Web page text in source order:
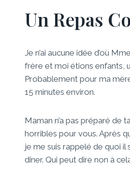
Un Repas
Je n’ai aucune idée d’où
frère et moi étions enfants,
Probablement pour ma
15 minutes environ.
Maman n’a pas préparé de
horribles pour vous. Après
je me suis rappelé de quoi il
dîner. Qui peut dire non à